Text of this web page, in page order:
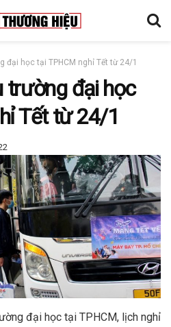
đại học tại TPHCM nghỉ Tết từ 24/1
trường đại học
Tết từ 24/1
đại học tại TPHCM, lịch nghỉ